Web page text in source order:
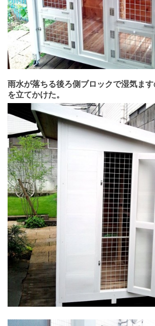
雨水が落ちる後ろ側ブロックで湿気ま
を立てかけた。